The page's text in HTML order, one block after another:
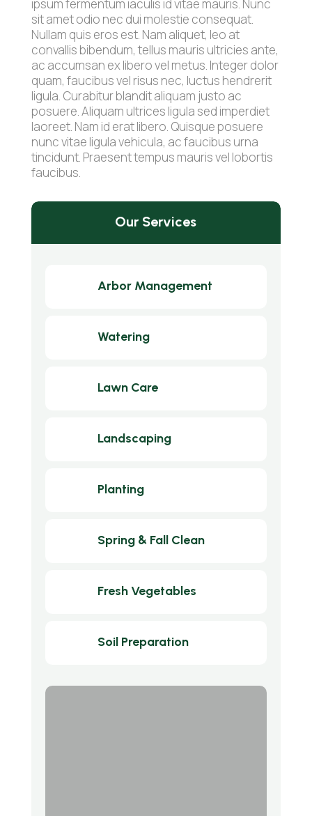
ipsum fermentum iaculis id vitae mauris. Nunc
sit amet odio nec dui molestie consequat.
Nullam quis eros est. Nam aliquet, leo at
convallis bibendum, tellus mauris ultricies ante,
ac accumsan ex libero vel metus. Integer dolor
quam, faucibus vel risus nec, luctus hendrerit
ligula. Curabitur blandit aliquam justo ac
posuere. Aliquam ultrices ligula sed imperdiet
laoreet. Nam id erat libero. Quisque posuere
nunc vitae ligula vehicula, ac faucibus urna
tincidunt. Praesent tempus mauris vel lobortis
faucibus.
Our Services
Arbor Management
Watering
Lawn Care
Landscaping
Planting
Spring & Fall Clean
Fresh Vegetables
Soil Preparation